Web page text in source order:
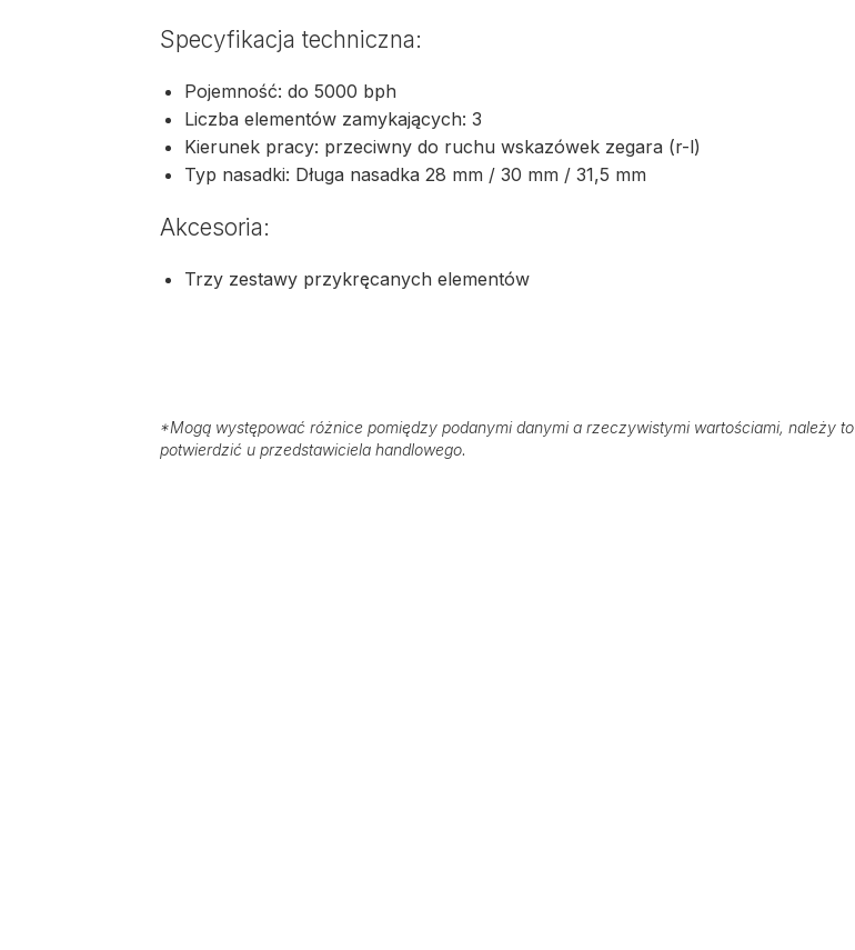
Specyfikacja techniczna:
Pojemność: do 5000 bph
Liczba elementów zamykających: 3
Kierunek pracy: przeciwny do ruchu wskazówek zegara (r-l)
Typ nasadki: Długa nasadka 28 mm / 30 mm / 31,5 mm
Akcesoria:
Trzy zestawy przykręcanych elementów
*Mogą występować różnice pomiędzy podanymi danymi a rzeczywistymi wartościami, należy to
potwierdzić u przedstawiciela handlowego.